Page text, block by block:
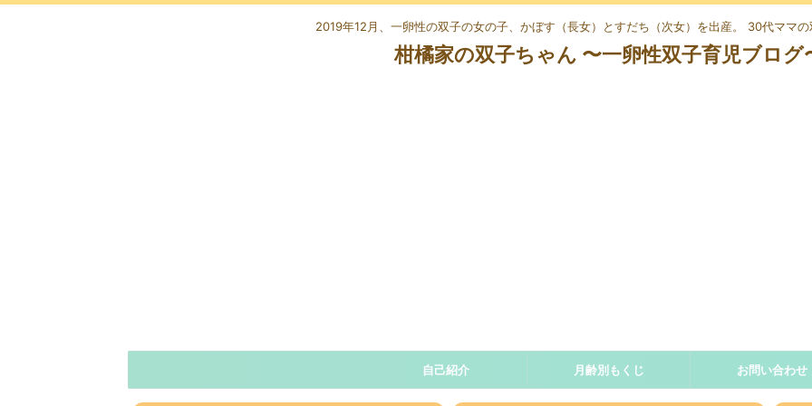
2019年12月、一卵性の双子の女の子、かぼす（長女）とすだち（次女）を出産。 30代ママの
柑橘家の双子ちゃん 〜一卵性双子育児ブログ
自己紹介 月齢別もくじ お問い合わせ